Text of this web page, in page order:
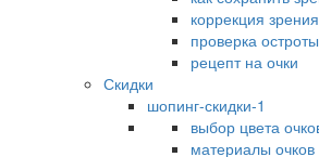
коррекция
проверка
рецепт на очки
Скидки
шопинг-скидки-1
выбор цвета
материалы очков